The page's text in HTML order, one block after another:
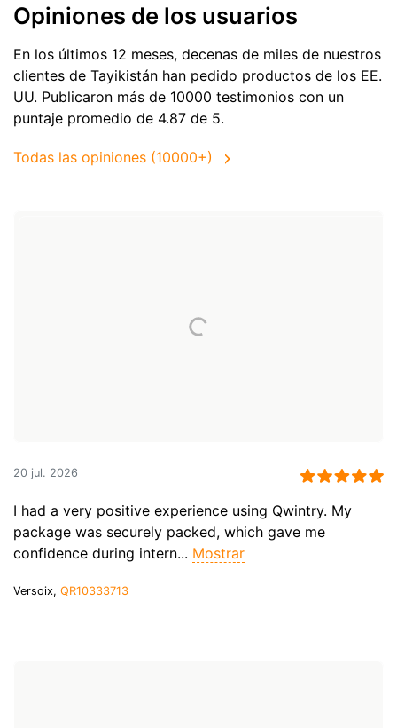
Opiniones de los usuarios
En los últimos 12 meses, decenas de miles de nuestros
clientes de Tayikistán han pedido productos de los EE.
UU. Publicaron más de 10000 testimonios con un
puntaje promedio de 4.87 de 5.
Todas las opiniones (10000+)
20 jul. 2026
I had a very positive experience using Qwintry. My
package was securely packed, which gave me
confidence during intern... Mostrar
Versoix, QR10333713